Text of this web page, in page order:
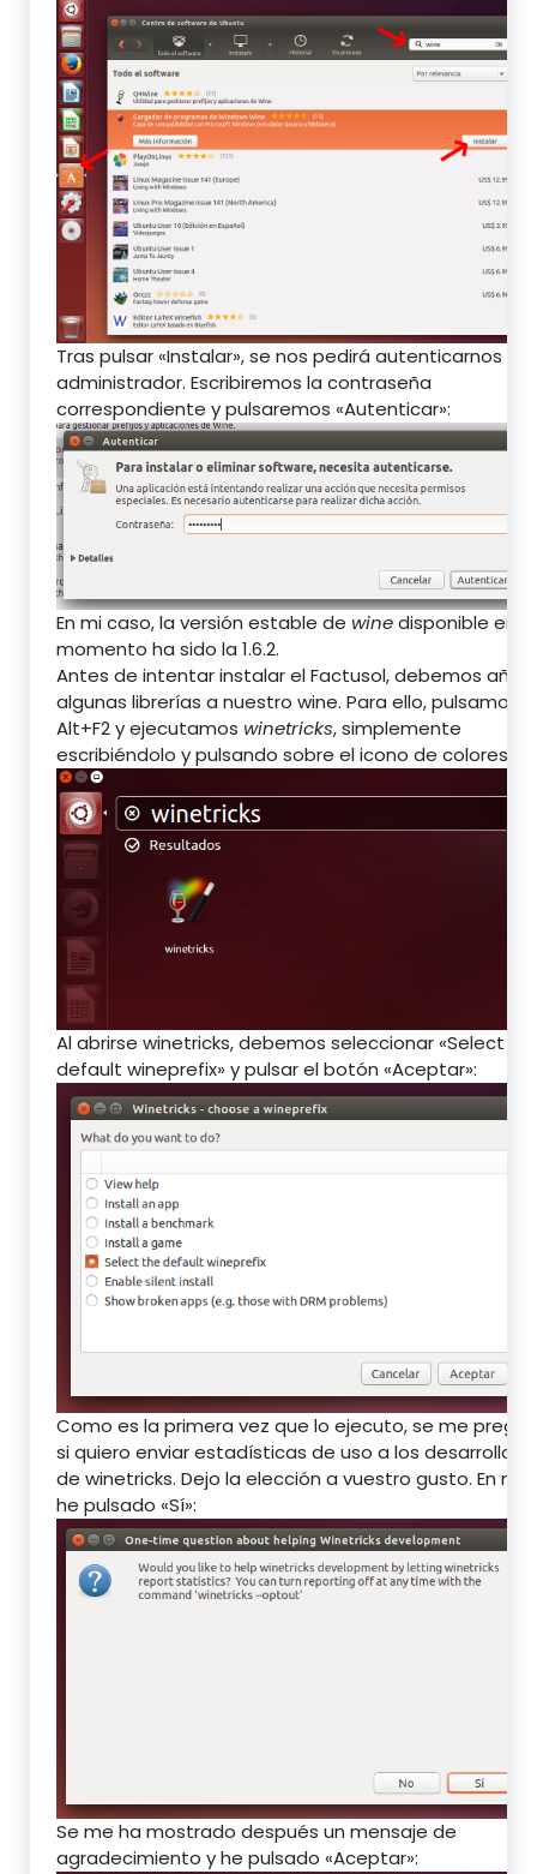
Tras pulsar «Instalar», se nos pedirá autenticarnos
administrador. Escribiremos la contraseña
correspondiente y pulsaremos «Autenticar»:
En mi caso, la versión estable de winedisponible en
momento ha sido la 1.6.2.
Antes de intentar instalar el Factusol, debemos
algunas librerías a nuestro wine. Para ello, pulsamos
Alt+F2 y ejecutamos winetricks, simplemente
escribiéndolo y pulsando sobre el icono de colores:
Al abrirse winetricks, debemos seleccionar «Select
default wineprefix» y pulsar el botón «Aceptar»:
Como es la primera vez que lo ejecuto, se me
si quiero enviar estadísticas de uso a los
de winetricks. Dejo la elección a vuestro gusto. En mi
he pulsado «Sí»:
Se me ha mostrado después un mensaje de
agradecimiento y he pulsado «Aceptar»: